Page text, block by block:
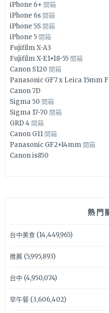
iPhone 6+ 開箱
iPhone 6s 開箱
iPhone 5S 開箱
iPhone 5 開箱
Fujifilm X-A3
Fujifilm X-E1+18-55 開箱
Canon S120 開箱
Panasonic GF7 x Leica 15mm
Canon 7D
Sigma 50 開箱
Sigma 17-70 開箱
GRD 4 開箱
Canon G11 開箱
Panasonic GF2+14mm 開箱
Canon is850
熱門
台中美食(14,449,965)
推薦(5,995,893)
台中 (4,950,074)
早午餐(3,606,402)